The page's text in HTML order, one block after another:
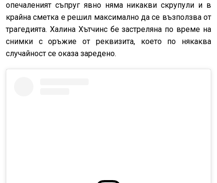
опечаленият съпруг явно няма никакви скрупули и в
крайна сметка е решил максимално да се възползва от
трагедията. Халина Хътчинс бе застреляна по време на
снимки с оръжие от реквизита, което по някаква
случайност се оказа заредено.